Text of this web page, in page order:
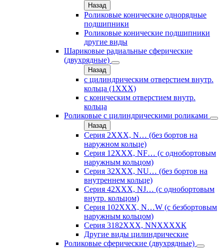
Назад
Роликовые конические однорядные
подшипники
Роликовые конические подшипники
другие виды
Шариковые радиальные сферические
(двухрядные)
Назад
с цилиндрическим отверстием внутр.
кольца (1ХХХ)
с коническим отверстием внутр.
кольца
Роликовые с цилиндрическими роликами
Назад
Серия 2ХХХ, N… (без бортов на
наружном кольце)
Серия 12ХХХ, NF… (с однобортовым
наружным кольцом)
Серия 32ХХХ, NU… (без бортов на
внутреннем кольце)
Серия 42ХХХ, NJ… (с однобортовым
внутр. кольцом)
Серия 102ХХХ, N…W (с безбортовым
наружным кольцом)
Серия 3182ХХХ, NNХХХХК
Другие виды цилиндрические
Роликовые сферические (двухрядные)